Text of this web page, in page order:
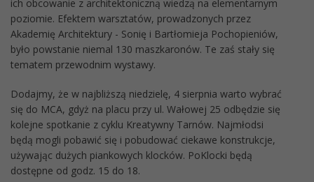
ich obcowanie z architektoniczną wiedzą na elementarnym
poziomie. Efektem warsztatów, prowadzonych przez
Akademię Architektury - Sonię i Bartłomieja Pochopieniów,
było powstanie niemal 130 maszkaronów. Te zaś stały się
tematem przewodnim wystawy.
Dodajmy, że w najbliższą niedzielę, 4 sierpnia warto wybrać
się do MCA, gdyż na placu przy ul. Wałowej 25 odbędzie się
kolejne spotkanie z cyklu Kreatywny Tarnów. Najmłodsi
będą mogli pobawić się i pobudować ciekawe konstrukcje,
używając dużych piankowych klocków. PoKlocki będą
dostępne od godz. 15 do 18.